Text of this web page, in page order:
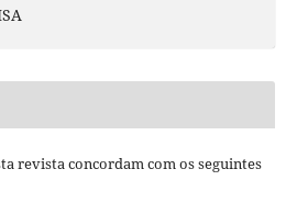
revista concordam com os seguintes